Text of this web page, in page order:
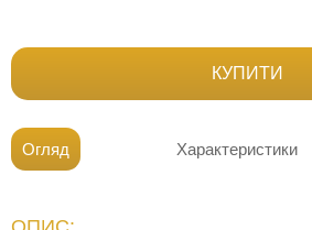
КУПИТИ
Огляд Характеристики